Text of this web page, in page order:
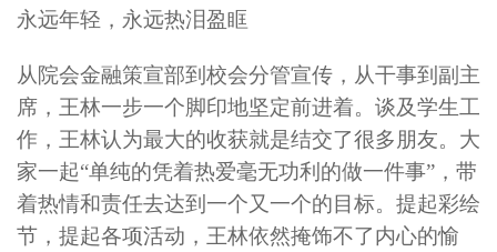
永远年轻，永远热泪盈眶
从院会金融策宣部到校会分管宣传，从干事到副主
席，王林一步一个脚印地坚定前进着。谈及学生工
作，王林认为最大的收获就是结交了很多朋友。大
家一起“单纯的凭着热爱毫无功利的做一件事”，带
着热情和责任去达到一个又一个的目标。提起彩绘
节，提起各项活动，王林依然掩饰不了内心的愉